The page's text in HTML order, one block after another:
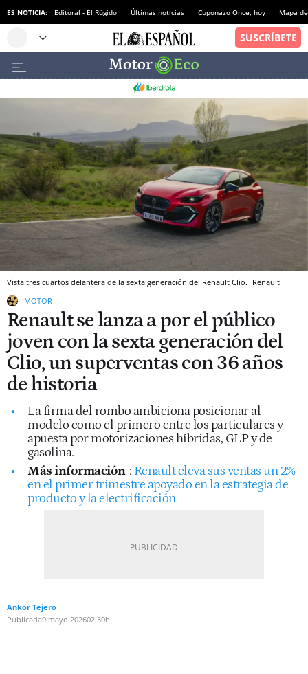
ES NOTICIA: Editoral - El Rúgido Últimas noticias Cuponazo Once, hoy Mapa
Vista tres cuartos delantera de la sexta generación del Renault Clio. Renault
MOTOR
Renault se lanza a por el público
joven con la sexta generación del
Clio, un superventas con 36 años
de historia
La firma del rombo ambiciona posicionar al
modelo como el primero entre los particulares y
apuesta por motorizaciones híbridas, GLP y de
gasolina.
Más información : Renault eleva sus ventas un 2%
en el primer trimestre apoyado en la estrategia de
producto y la electrificación
Ankor Tejero
Publicada9 mayo 202602:30h